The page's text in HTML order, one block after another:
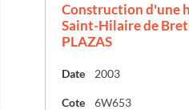
Construction d'une
Saint-Hilaire de
PLAZAS
Date 2003
Cote 6W653